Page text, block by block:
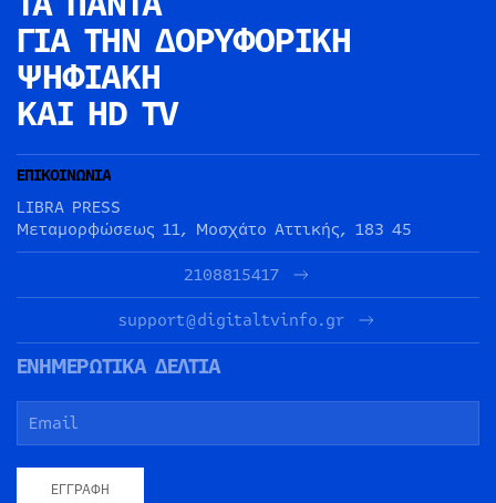
ΓΙΑ ΤΗΝ ΔΟΡΥΦΟΡΙΚΗ
ΨΗΦΙΑΚΗ
ΚΑΙ HD TV
ΕΠΙΚΟΙΝΩΝΙΑ
LIBRA PRESS
Μεταμορφώσεως 11, Μοσχάτο Αττικής, 183 45
2108815417
support@digitaltvinfo.gr
ΕΝΗΜΕΡΩΤΙΚΑ ΔΕΛΤΙΑ
ΕΓΓΡΑΦΉ